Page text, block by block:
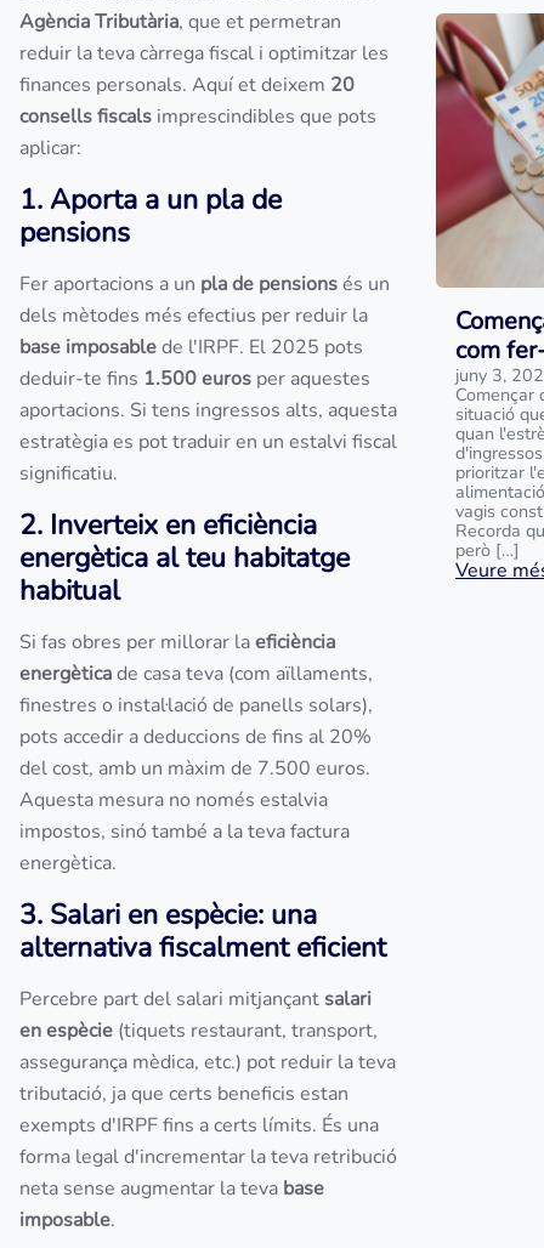
Agència Tributària, que et permetran
reduir la teva càrrega fiscal i optimitzar les
finances personals. Aquí et deixem 20
consells fiscals imprescindibles que pots
aplicar:
1. Aporta a un pla de
pensions
Fer aportacions a un pla de pensionsés un
dels mètodes més efectius per reduir la
base imposablede l'IRPF. El 2025 pots
deduir-te fins 1.500 euros per aquestes
aportacions. Si tens ingressos alts, aquesta
estratègia es pot traduir en un estalvi fiscal
significatiu.
2. Inverteix en eficiència
energètica al teu habitatge
habitual
Si fas obres per millorar laeficiència
energèticade casa teva (com aïllaments,
finestres o instal·lació de panells solars),
pots accedir a deduccions de fins al 20%
del cost, amb un màxim de 7.500 euros.
Aquesta mesura no només estalvia
impostos, sinó també a la teva factura
energètica.
3. Salari en espècie: una
alternativa fiscalment eficient
Percebre part del salari mitjançantsalari
en espècie (tiquets restaurant, transport,
assegurança mèdica, etc.) pot reduir la teva
tributació, ja que certs beneficis estan
exempts d'IRPF fins a certs límits. És una
forma legal d'incrementar la teva retribució
neta sense augmentar la teva base
imposable.
com
juny 3,
Començar
situació
quan
prioritzar
vagis
Recorda
però […]
Veure